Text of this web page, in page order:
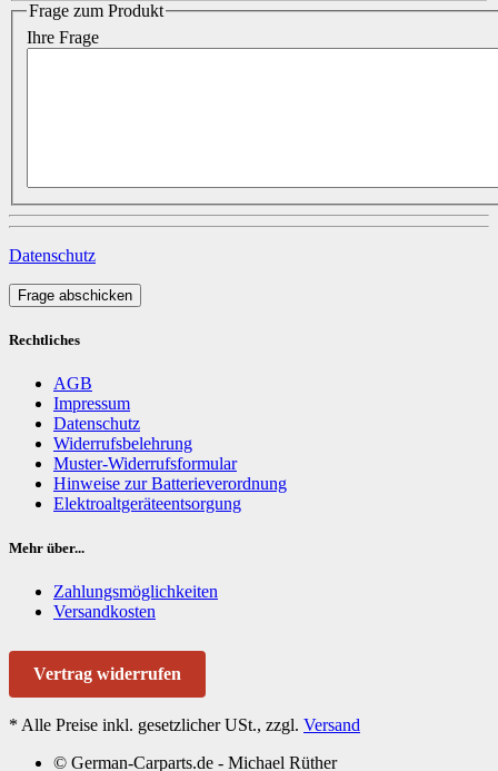
Frage zum Produkt
Ihre Frage
Datenschutz
Frage abschicken
Rechtliches
AGB
Impressum
Datenschutz
Widerrufsbelehrung
Muster-Widerrufsformular
Hinweise zur Batterieverordnung
Elektroaltgeräteentsorgung
Mehr über...
Zahlungsmöglichkeiten
Versandkosten
Vertrag widerrufen
* Alle Preise inkl. gesetzlicher USt., zzgl. Versand
© German-Carparts.de - Michael Rüther